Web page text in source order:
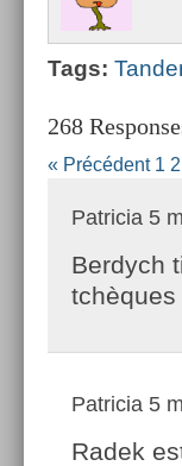
Tags:
268
« Précédent 1 2
Patricia 5
Berdych
Patricia 5
Radek